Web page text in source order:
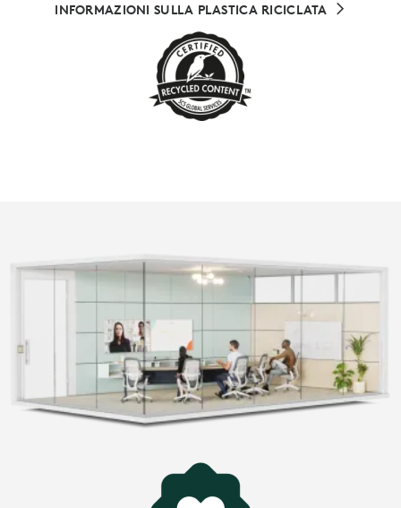
INFORMAZIONI SULLA PLASTICA RICICLATA